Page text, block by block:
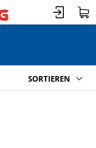
SORTIEREN